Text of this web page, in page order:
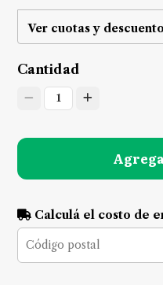
Ver cuotas y
Cantidad
1
Calculá el costo de